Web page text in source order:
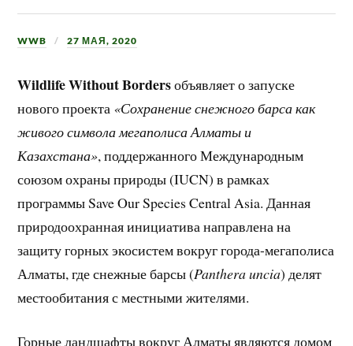
WWB 27 МАЯ, 2020
Wildlife Without Bordersобъявляет о запуске
нового проекта «Сохранение снежного барса как
живого символа мегаполиса Алматы и
Казахстана», поддержанного Международным
союзом охраны природы (IUCN) в рамках
программы Save Our Species Central Asia. Данная
природоохранная инициатива направлена на
защиту горных экосистем вокруг города-мегаполиса
Алматы, где снежные барсы (Panthera uncia) делят
местообитания с местными жителями.
Горные ландшафты вокруг Алматы являются домом